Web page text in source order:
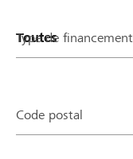
Type de financement
Code postal